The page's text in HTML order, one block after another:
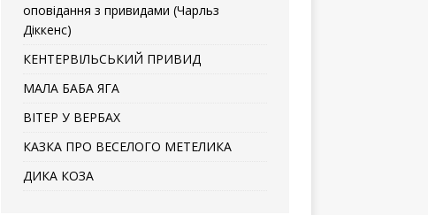
оповідання з привидами (Чарльз
Діккенс)
КЕНТЕРВІЛЬСЬКИЙ ПРИВИД
МАЛА БАБА ЯГА
ВІТЕР У ВЕРБАХ
КАЗКА ПРО ВЕСЕЛОГО МЕТЕЛИКА
ДИКА КОЗА